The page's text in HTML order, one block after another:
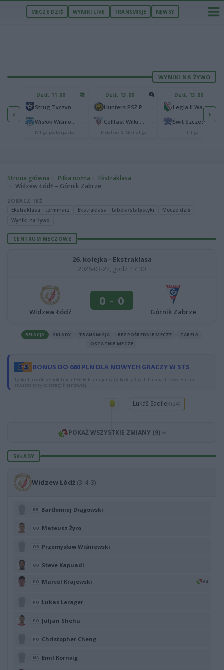
MECZE DZIŚ WYNIKI LIVE TRANSMISJE NEWSY
WYNIKI NA ŻYWO
‹
Podbeskidzie Bielsko-Biała2
2
Dziś, 11:00
Strug Tyczyn
IV liga podkarpacka
Dziś, 13:00
Metalkas 2. Ekstraliga
Dziś, 13:00
Legia II Warszawa
Świt Szczecin
II liga
›
Strona główna Piłka nożna
Ekstraklasa
Widzew Łódź – Górnik Zabrze
ZOBACZ TEŻ
Ekstraklasa - terminarz
Ekstraklasa - tabela/statystyki
Mecze dziś
Wyniki na żywo
CENTRUM MECZOWE
26. kolejka - Ekstraklasa
2026-03-22, godz. 17:30
Widzew Łódź
0 - 0
Górnik Zabrze
RELACJA SKŁADY TRANSMISJA BEZPOŚREDNIE MECZE
TABELA
OSTATNIE MECZE
BONUS DO 660 PLN DLA NOWYCH GRACZY W STS
Tylko dla osób pełnoletnich 18+. Reklamujemy tylko legalnych bukmacherów. Hazard
stwarza ryzyko straty finansowej.
Lukáš Sadílek(24)
POKAŻ WSZYSTKIE ZMIANY (9)
SKŁADY
Widzew Łódź (3-4-3)
BR Bartłomiej Drągowski
OB Mateusz Żyro
OB Przemysław Wiśniewski
OB Steve Kapuadi
PO Marcel Krajewski 64
PO Lukas Lerager
PO Juljan Shehu
PO Christopher Cheng
NA Emil Kornvig